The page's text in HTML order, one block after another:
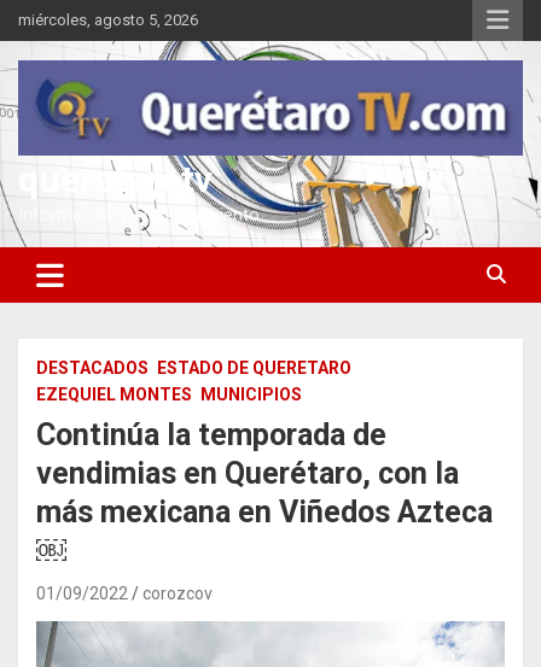
Saltar
al
contenido
miércoles, agosto 5, 2026
queretarotv
Información y entretenimiento
DESTACADOS
ESTADO DE QUERETARO
EZEQUIEL MONTES
MUNICIPIOS
Continúa la temporada de
vendimias en Querétaro, con la
más mexicana en Viñedos Azteca
￼
01/09/2022 corozcov